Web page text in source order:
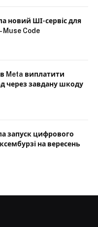
новий ШІ-сервіс для
Muse Code
Meta виплатити
через завдану шкоду
запуск цифрового
на вересень